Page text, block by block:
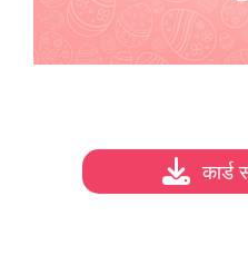
कार्ड